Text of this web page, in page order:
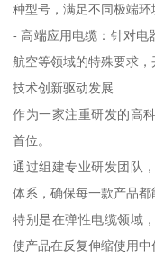
种型号，满足不同极端环
- 高端应用电缆：针对电
航空等领域的特殊要求，
技术创新驱动发展
作为一家注重研发的高
首位。
通过组建专业研发团队
体系，确保每一款产品都
特别是在弹性电缆领域
使产品在反复伸缩使用中